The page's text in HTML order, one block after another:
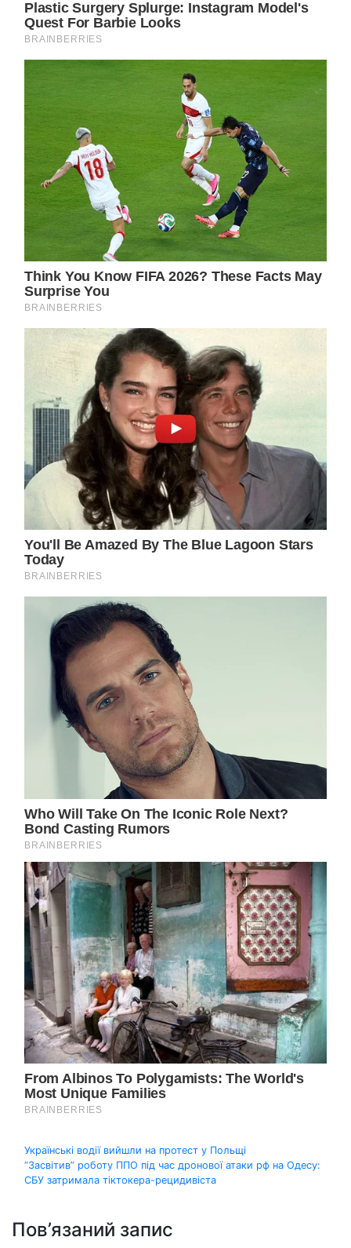
Навігація
записів
Українські водії вийшли на протест у Польщі
“Засвітив” роботу ППО під час дронової атаки рф на Одесу:
СБУ затримала тіктокера-рецидивіста
Пов’язаний запис